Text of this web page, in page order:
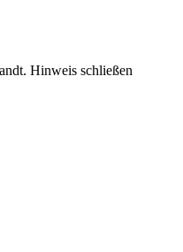
Hinweis schließen